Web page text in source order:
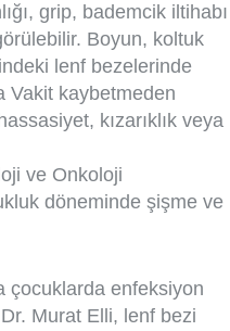
grip, bademcik iltihabı
Boyun, koltuk
lenf bezelerinde
Vakit kaybetmeden
kızarıklık veya
ve Onkoloji
döneminde şişme ve
çocuklarda enfeksiyon
Murat Elli, lenf bezi